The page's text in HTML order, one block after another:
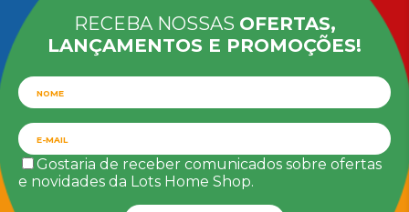
RECEBA NOSSAS OFERTAS,
LANÇAMENTOS E PROMOÇÕES!
Gostaria de receber comunicados sobre ofertas
e novidades da Lots Home Shop.